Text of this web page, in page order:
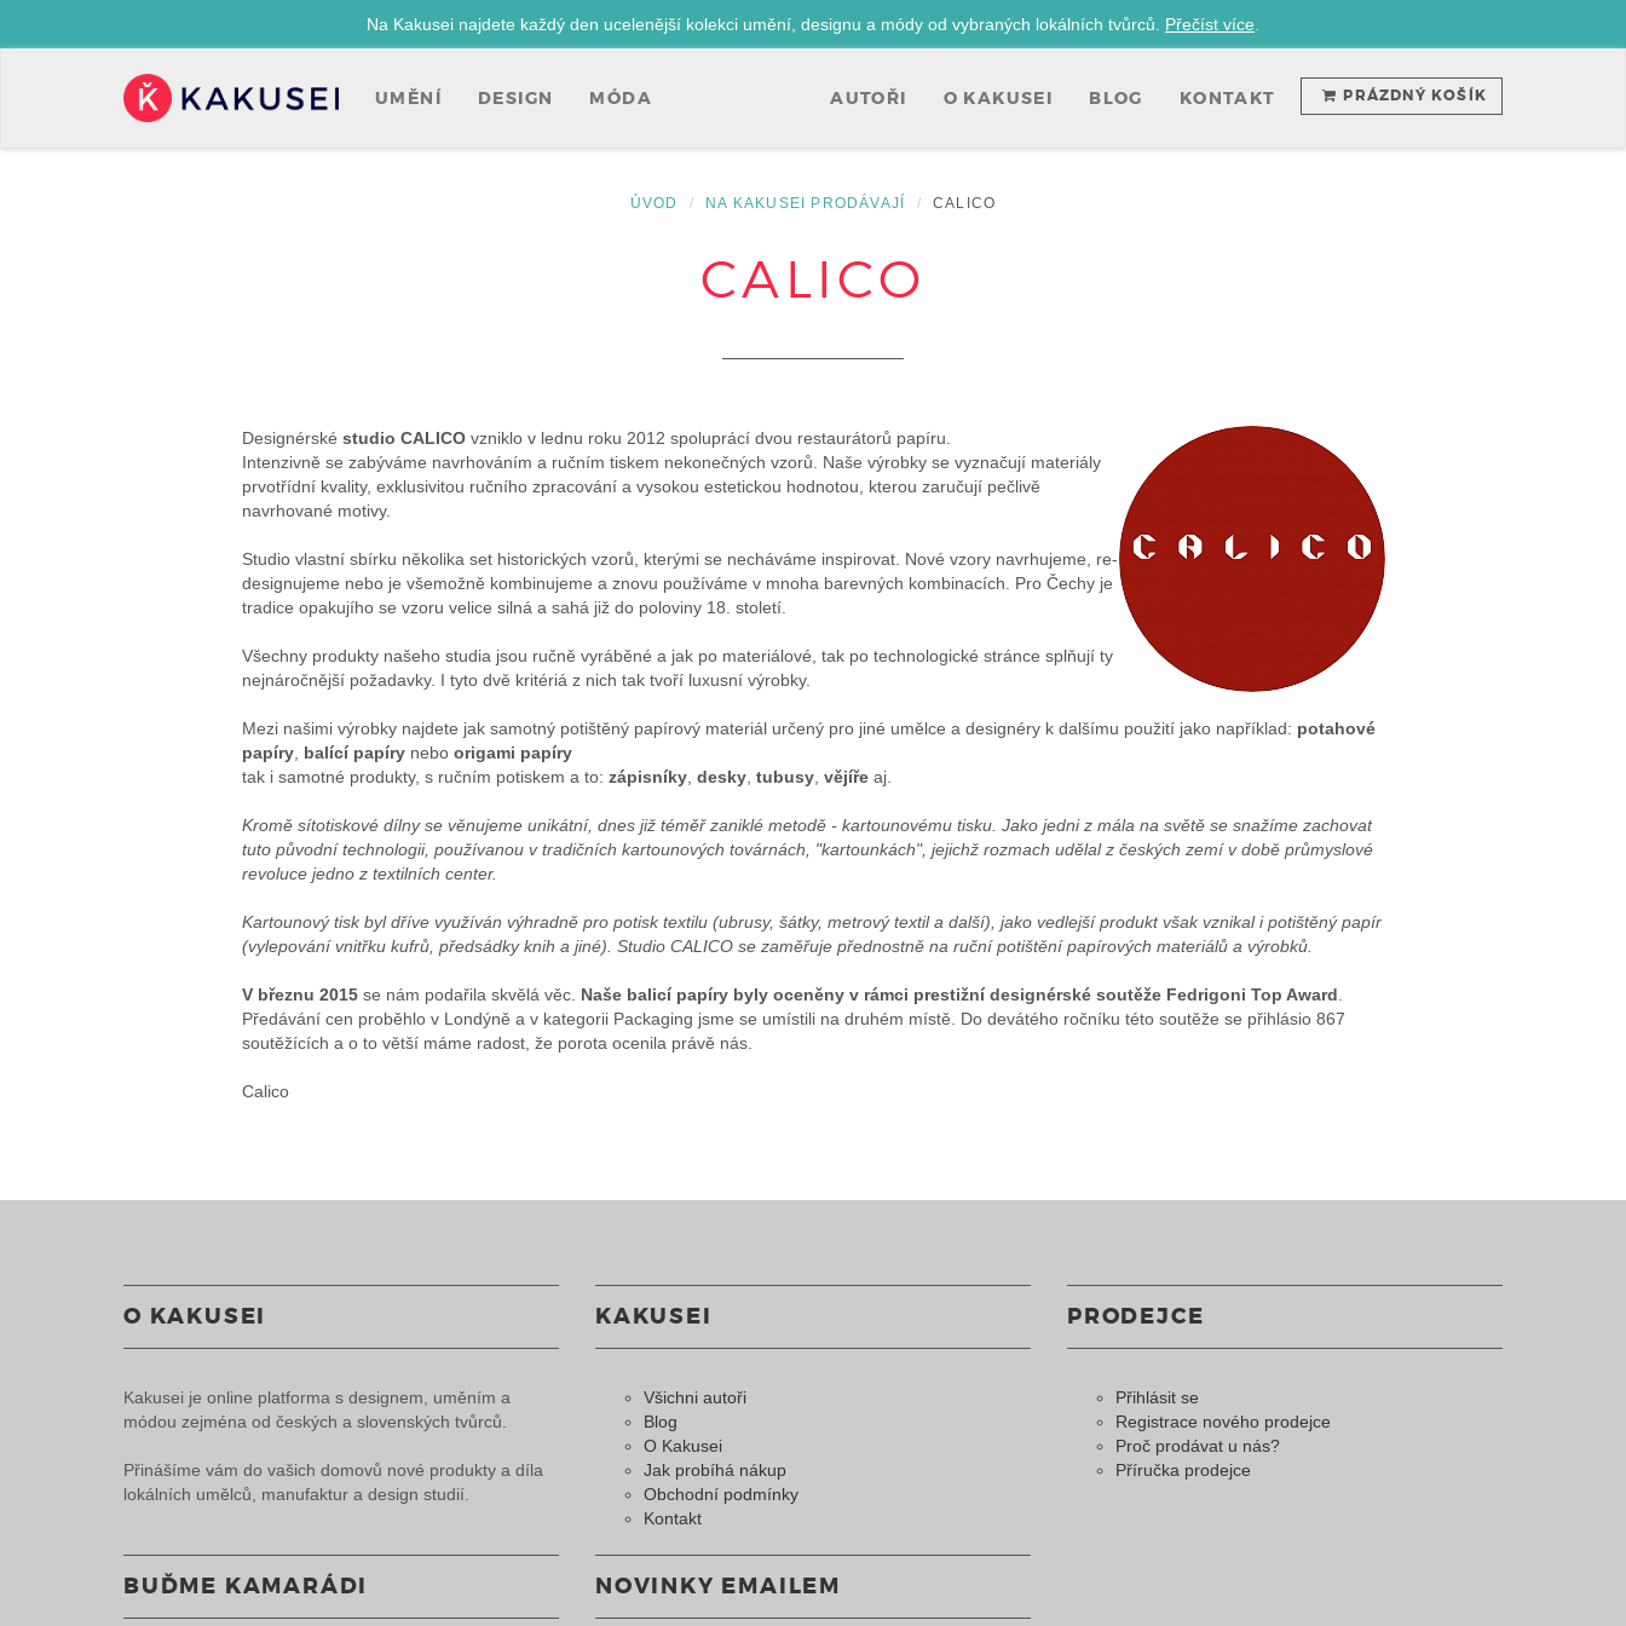
Na Kakusei najdete každý den ucelenější kolekci umění, designu a módy od vybraných lokálních tvůrců. Přečíst více
UMĚNÍ DESIGN MÓDA PRÁZDNÝ KOŠÍK
AUTOŘI O KAKUSEI BLOG KONTAKT
ÚVOD NA KAKUSEI PRODÁVAJÍ CALICO
CALICO
Designérské studio CALICOvzniklo v lednu roku 2012 spoluprácí dvou restaurátorů papíru.
Intenzivně se zabýváme navrhováním a ručním tiskem nekonečných vzorů. Naše výrobky se vyznačují materiály
prvotřídní kvality, exklusivitou ručního zpracování a vysokou estetickou hodnotou, kterou zaručují pečlivě
navrhované motivy.
Studio vlastní sbírku několika set historických vzorů, kterými se necháváme inspirovat. Nové vzory navrhujeme, re-
designujeme nebo je všemožně kombinujeme a znovu používáme v mnoha barevných kombinacích. Pro Čechy je
tradice opakujího se vzoru velice silná a sahá již do poloviny 18. století.
Všechny produkty našeho studia jsou ručně vyráběné a jak po materiálové, tak po technologické stránce splňují ty
nejnáročnější požadavky. I tyto dvě kritériá z nich tak tvoří luxusní výrobky.
Mezi našimi výrobky najdete jak samotný potištěný papírový materiál určený pro jiné umělce a designéry k dalšímu použití jako například: potahové
papíry, balící papírynebo origami papíry
tak i samotné produkty, s ručním potiskem a to: zápisníky, desky, tubusy, vějířeaj.
Kromě sítotiskové dílny se věnujeme unikátní, dnes již téměř zaniklé metodě - kartounovému tisku. Jako jedni z mála na světě se snažíme zachovat
tuto původní technologii, používanou v tradičních kartounových továrnách, "kartounkách", jejichž rozmach udělal z českých zemí v době průmyslové
revoluce jedno z textilních center.
Kartounový tisk byl dříve využíván výhradně pro potisk textilu (ubrusy, šátky, metrový textil a další), jako vedlejší produkt však vznikal i potištěný papír
(vylepování vnitřku kufrů, předsádky knih a jiné). Studio CALICO se zaměřuje přednostně na ruční potištění papírových materiálů a výrobků.
V březnu 2015se nám podařila skvělá věc. Naše balicí papíry byly oceněny v rámci prestižní designérské soutěže Fedrigoni Top Award
Předávání cen proběhlo v Londýně a v kategorii Packaging jsme se umístili na druhém místě. Do devátého ročníku této soutěže se přihlásio 867
soutěžících a o to větší máme radost, že porota ocenila právě nás.
Calico
O KAKUSEI
Kakusei je online platforma s designem, uměním a
módou zejména od českých a slovenských tvůrců.
Přinášíme vám do vašich domovů nové produkty a díla
lokálních umělců, manufaktur a design studií.
KAKUSEI
Všichni autoři
Blog
O Kakusei
Jak probíhá nákup
Obchodní podmínky
Kontakt
PRODEJCE
Přihlásit se
Registrace nového prodejce
Proč prodávat u nás?
Příručka prodejce
BUĎME KAMARÁDI NOVINKY EMAILEM